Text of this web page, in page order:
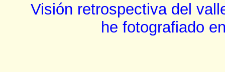
Visión retrospectiva del
he fotografiado